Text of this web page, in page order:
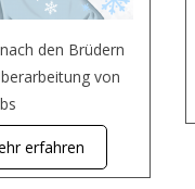
den Brüdern
von
erfahren